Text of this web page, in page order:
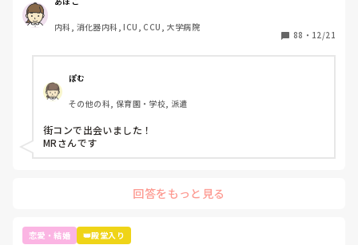
内科, 消化器内科, ICU, CCU, 大学病院
88 ・ 12/21
ぽむ
その他の科, 保育園・学校, 派遣
街コンで出会いました！
MRさんです
回答をもっと見る
恋愛・結婚 👑殿堂入り